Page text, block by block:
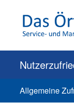
Allgemeine